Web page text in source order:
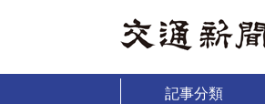
記事分類